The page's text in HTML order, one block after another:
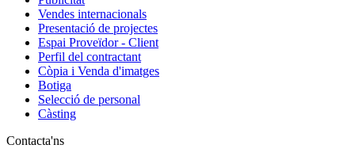
Vendes internacionals
Presentació de projectes
Espai Proveïdor - Client
Perfil del contractant
Còpia i Venda d'imatges
Botiga
Selecció de personal
Càsting
Contacta'ns